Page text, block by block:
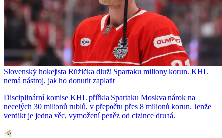
Slovenský hokejista Růžička dluží Spartaku miliony korun. KHL
nemá nástroj, jak ho donutit zaplatit
Disciplinární komise KHL přiřkla Spartaku Moskva nárok na
necelých 30 milionů rublů, v přepočtu přes 8 milionů korun. Jenže
verdikt je jedna věc, vymožení peněz od cizince druhá.